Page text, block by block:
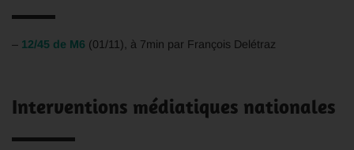
– 12/45 de M6 (01/11), à 7min par François Delétraz
Interventions médiatiques nationales